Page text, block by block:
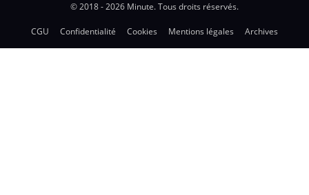
© 2018 - 2026 Minute. Tous droits réservés.
CGU Confidentialité Cookies Mentions légales Archives